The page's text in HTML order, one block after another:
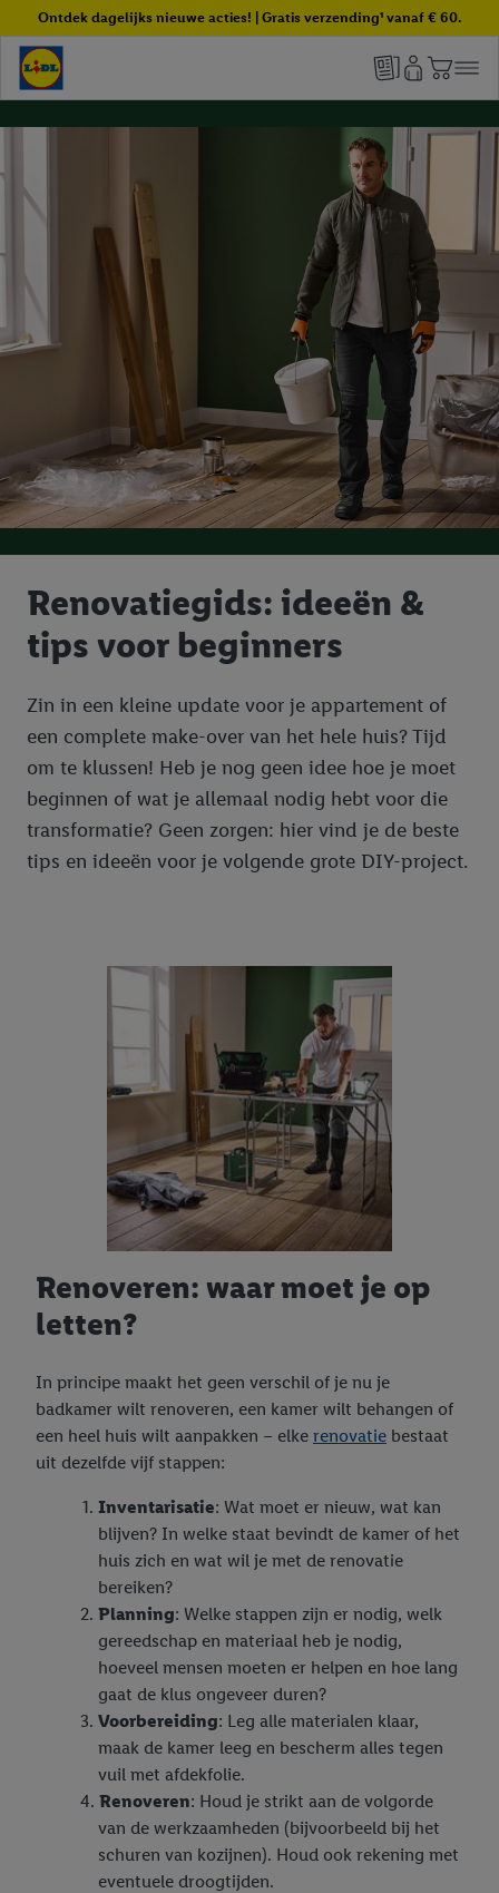
Ontdek dagelijks nieuwe acties! | Gratis verzending¹ vanaf € 60.
Renovatiegids: ideeën &
tips voor beginners
Zin in een kleine update voor je appartement of
een complete make-over van het hele huis? Tijd
om te klussen! Heb je nog geen idee hoe je moet
beginnen of wat je allemaal nodig hebt voor die
transformatie? Geen zorgen: hier vind je de beste
tips en ideeën voor je volgende grote DIY-project.
Renoveren: waar moet je op
letten?
In principe maakt het geen verschil of je nu je
badkamer wilt renoveren, een kamer wilt behangen of
een heel huis wilt aanpakken – elke renovatie bestaat
uit dezelfde vijf stappen:
Inventarisatie: Wat moet er nieuw, wat kan
blijven? In welke staat bevindt de kamer of het
huis zich en wat wil je met de renovatie
bereiken?
Planning: Welke stappen zijn er nodig, welk
gereedschap en materiaal heb je nodig,
hoeveel mensen moeten er helpen en hoe lang
gaat de klus ongeveer duren?
Voorbereiding: Leg alle materialen klaar,
maak de kamer leeg en bescherm alles tegen
vuil met afdekfolie.
Renoveren: Houd je strikt aan de volgorde
van de werkzaamheden (bijvoorbeeld bij het
schuren van kozijnen). Houd ook rekening met
eventuele droogtijden.